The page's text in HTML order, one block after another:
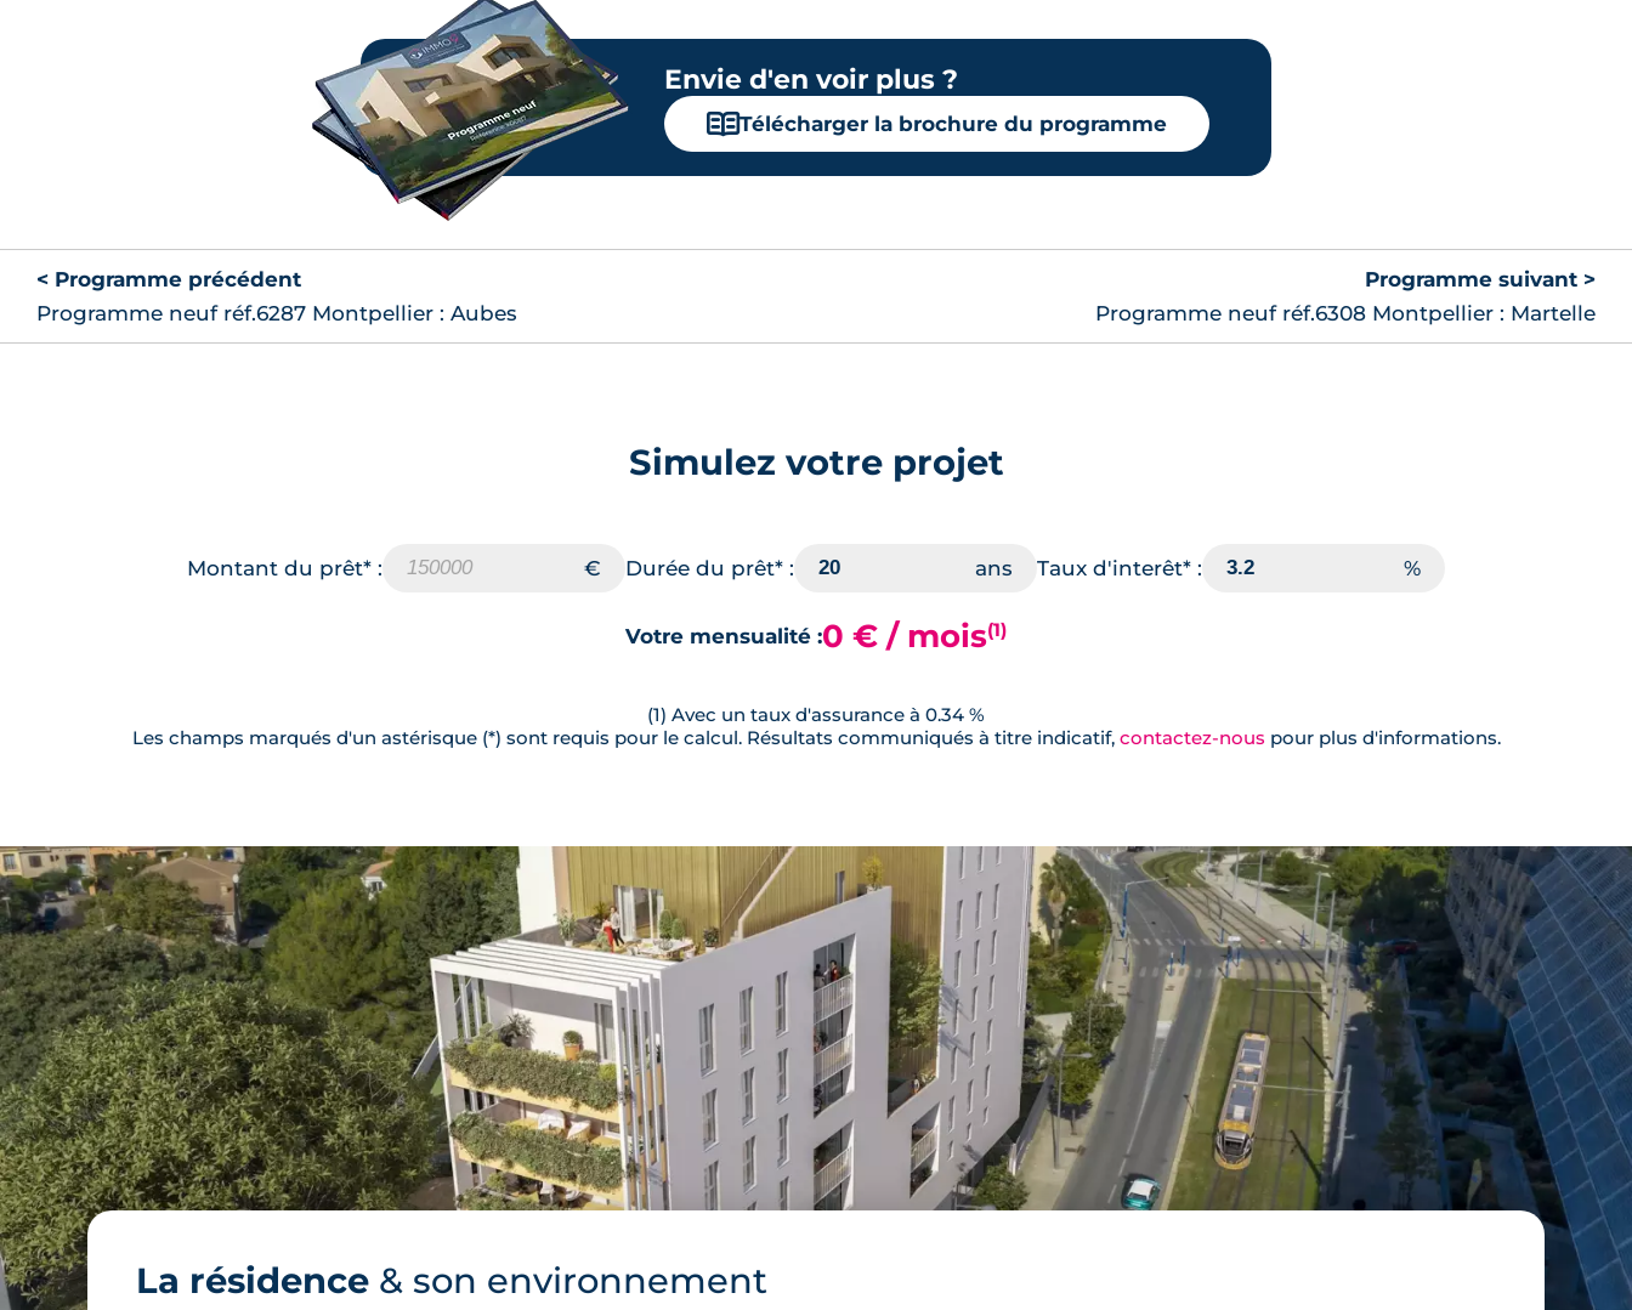
Envie d'en voir plus ?
📖Télécharger la brochure du programme
< Programme précédent
Programme neuf réf.6287 Montpellier : Aubes
Programme suivant >
Programme neuf réf.6308 Montpellier : Martelle
Simulez votre projet
Montant du prêt* : Durée du prêt* : Taux d'interêt* :
Votre mensualité :0 € / mois(1)
(1) Avec un taux d'assurance à 0.34 %
Les champs marqués d'un astérisque (*) sont requis pour le calcul. Résultats communiqués à titre indicatif, contactez-nous pour plus d'informations.
La résidence & son environnement